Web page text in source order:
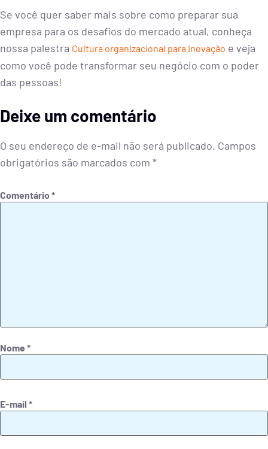
Se você quer saber mais sobre como preparar sua
empresa para os desafios do mercado atual, conheça
nossa palestra Cultura organizacional para inovação e veja
como você pode transformar seu negócio com o poder
das pessoas!
Deixe um comentário
O seu endereço de e-mail não será publicado. Campos
obrigatórios são marcados com *
Comentário*
Nome *
E-mail *